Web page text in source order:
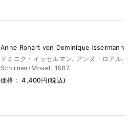
Anne Rohart von Dominique Issermann
ドミニク・イッセルマン. アンヌ・ロアル.
Schirmer/Mosel, 1987.
価格： 4,400円(税込)